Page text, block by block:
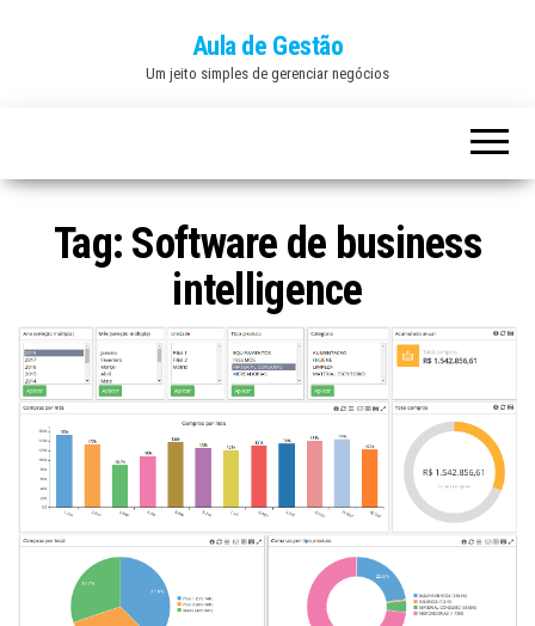
Aula de Gestão
Um jeito simples de gerenciar negócios
Tag: Software de business
intelligence